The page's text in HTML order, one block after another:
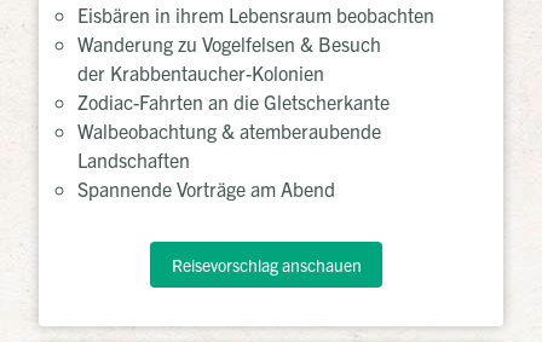
Eisbären in ihrem Lebensraum beobachten
Wanderung zu Vogelfelsen & Besuch
der Krabbentaucher-Kolonien
Zodiac-Fahrten an die Gletscherkante
Walbeobachtung & atemberaubende
Landschaften
Spannende Vorträge am Abend
Reisevorschlag anschauen